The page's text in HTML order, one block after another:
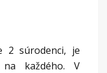
2 súrodenci, je
každého. V